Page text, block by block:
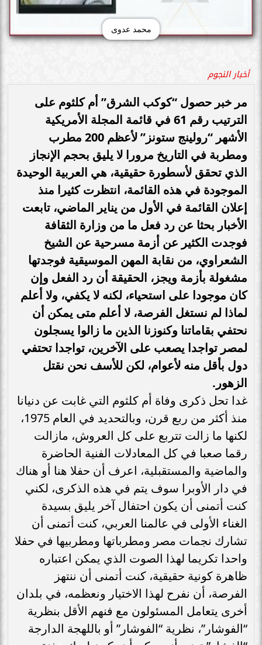
محمد عدوى
أخبار النجوم
مر خبر حصول “كوكب الشرق” أم كلثوم على
الترتيب رقم 61 في قائمة المجلة الأمريكية
الأشهر “رولينج ستونز” لأعظم 200 مطرب
ومطربة في التاريخ مرورا لا يليق بحجم الإنجاز
الذي تحقق لأسطورة حقيقية، هي العربية الوحيدة
الموجودة في هذه القائمة، انتظرت كثيرا منذ
إعلان القائمة في الأول من يناير الماضي، تابعت
الأخبار بحثا عن رد فعل ما من وزارة الثقافة
فوجدت الكثير عن أزمة مسرحية عن الشيخ
الشعراوي، من نقابة المهن الموسيقية فوجدتها
مشغولة بأزمة ويجز، الحقيقة أن رد الفعل وإن
كان موجودا على استحياء، لكنه لا يكفي، ولا أعلم
لماذا لم نستغل الفرصة، لا أعلم متى يمكن أن
نحتفي بقاماتنا وكنوزنا الذين ما زالوا يسجلون
لمصر تواجدا يصعب على الآخرين، تواجدا تحتفي
دول بأقل منه لأعوام، لكن للأسف نحن نقتل
الزهور.
غدا تحل ذكرى وفاة أم كلثوم التي غابت عن دنيانا
منذ أكثر من ربع قرن، وبالتحديد في العام 1975،
لكنها ما زالت تتربع على كل العروش، مازالت
رقما صعبا في كل المعادلات الفنية الحاضرة
والماضية والمستقبلية، اعرف أن حفلا هنا أو هناك
في دار الأوبرا سوف يتم في هذه الذكرى، لكني
كنت أتمنى أن يكون احتفال آخر يليق بسيدة
الغناء الأولى في عالمنا العربي، كنت أتمنى أن
تشارك نجمات مصر ومطرباتها ومطربيها في حفلا
واحدا تكريما لهذا الصوت الذي يمكن اعتباره
ظاهرة كونية حقيقية، كنت أتمنى أن ننتهز
الفرصة، أن نفرح لهذا الاختيار ونعظمه، في بلدان
أخرى يتعامل المسئولون مع فنهم الأقل بنظرية
“الفوشار”، نظرية “الفوشار” أو باللهجة الدارجة